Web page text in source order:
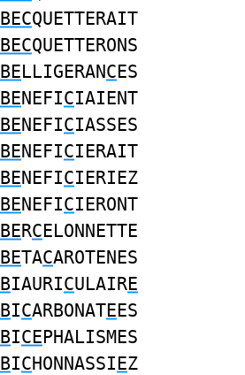
BECQUETTERAIT
BECQUETTERONS
BELLIGERANCES
BENEFICIAIENT
BENEFICIASSES
BENEFICIERAIT
BENEFICIERIEZ
BENEFICIERONT
BERCELONNETTE
BETACAROTENES
BIAURICULAIRE
BICARBONATEES
BICEPHALISMES
BICHONNASSIEZ